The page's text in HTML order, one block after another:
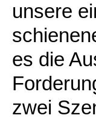
unsere
es die
zwei